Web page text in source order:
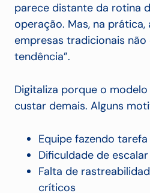
parece distante da rotina
operação. Mas, na prática,
empresas tradicionais não
tendência”.
Digitaliza porque o
custar demais. Alguns
Equipe fazendo
Dificuldade de
Falta de
críticos